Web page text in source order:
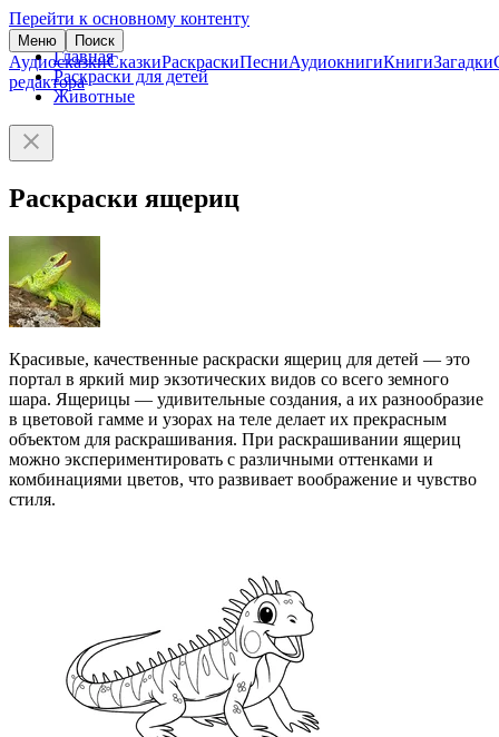
Перейти к основному контенту
Меню Поиск
АудиосказкиСказкиРаскраскиПесниАудиокнигиКнигиЗагадки
редактора
Главная
Раскраски для детей
Животные
Раскраски ящериц
Красивые, качественные раскраски ящериц для детей — это
портал в яркий мир экзотических видов со всего земного
шара. Ящерицы — удивительные создания, а их разнообразие
в цветовой гамме и узорах на теле делает их прекрасным
объектом для раскрашивания. При раскрашивании ящериц
можно экспериментировать с различными оттенками и
комбинациями цветов, что развивает воображение и чувство
стиля.